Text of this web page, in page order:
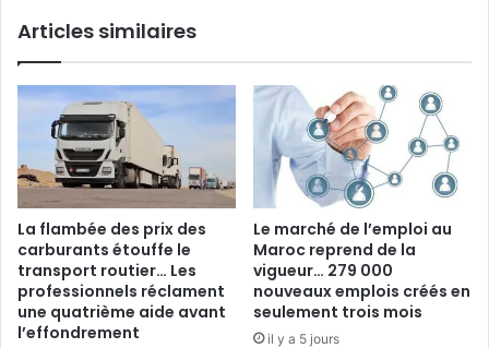
champion
Articles similaires
La flambée des prix des
carburants étouffe le
transport routier… Les
professionnels réclament
une quatrième aide avant
l’effondrement
Le marché de l’emploi au
Maroc reprend de la
vigueur… 279 000
nouveaux emplois créés en
seulement trois mois
il y a 5 jours